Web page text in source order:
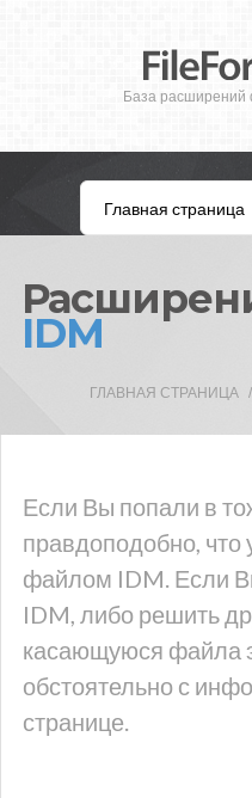
База расширений
IDM
ГЛАВНАЯ СТРАНИЦА
Если Вы попали в
правдоподобно, что
файлом IDM. Если
IDM, либо решить
касающуюся файла
обстоятельно с
странице.